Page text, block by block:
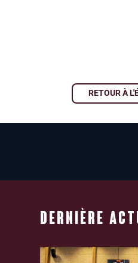
RETOUR À
DERNIÈRE